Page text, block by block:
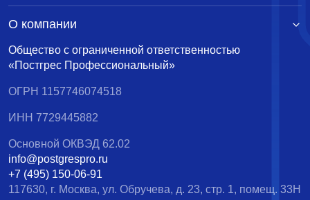
Общество с ограниченной ответственностью
«Постгрес Профессиональный»
ОГРН 1157746074518
ИНН 7729445882
Основной ОКВЭД 62.02
info@postgrespro.ru
+7 (495) 150-06-91
117630, г. Москва, ул. Обручева, д. 23, стр. 1, помещ. 33Н
О компании